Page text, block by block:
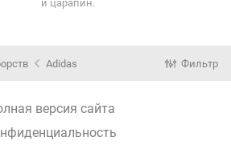
и царапин.
Adidas Фильтр
версия сайта